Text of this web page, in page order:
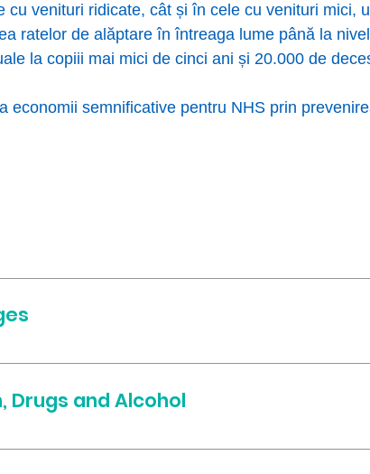
cu venituri ridicate, cât și în cele cu venituri mici,
ratelor de alăptare în întreaga lume până la
la copiii mai mici de cinci ani și 20.000 de
economii semnificative pentru NHS prin
your baby
Reflux Thrush Tongue-tie Constipation
and Alcohol
Alcohol Illegal Drugs